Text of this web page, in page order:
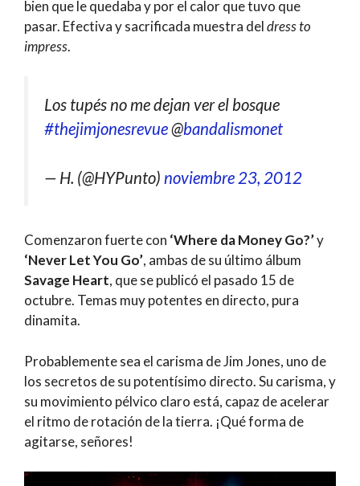
bien que le quedaba y por el calor que tuvo que
pasar. Efectiva y sacrificada muestra deldress to
impress.
Los tupés no me dejan ver el bosque
#thejimjonesrevue@bandalismonet
— H. (@HYPunto) noviembre 23, 2012
Comenzaron fuerte con ‘Where da Money Go?’y
‘Never Let You Go’, ambas de su último álbum
Savage Heart, que se publicó el pasado 15 de
octubre. Temas muy potentes en directo, pura
dinamita.
Probablemente sea el carisma de Jim Jones, uno de
los secretos de su potentísimo directo. Su carisma, y
su movimiento pélvico claro está, capaz de acelerar
el ritmo de rotación de la tierra. ¡Qué forma de
agitarse, señores!